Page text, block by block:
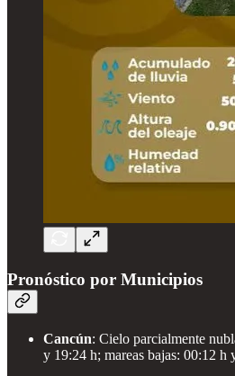
Pronóstico por Municipios
Cancún: Cielo parcialmente
y 19:24 h; mareas bajas: 00:12 h